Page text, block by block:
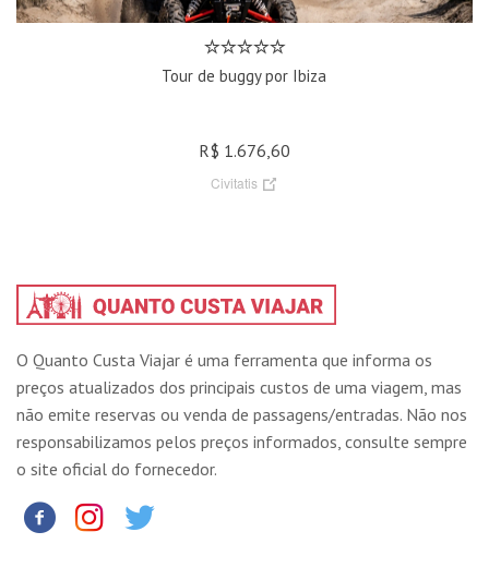
Tour de buggy por Ibiza
R$ 1.676,60
Civitatis
O Quanto Custa Viajar é uma ferramenta que informa os
preços atualizados dos principais custos de uma viagem, mas
não emite reservas ou venda de passagens/entradas. Não nos
responsabilizamos pelos preços informados, consulte sempre
o site oficial do fornecedor.